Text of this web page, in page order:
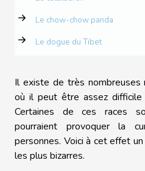
Le chow-chow panda
Le dogue du Tibet
Il existe de très nombreuses
où il peut être assez
Certaines de ces races
pourraient provoquer la
personnes. Voici à cet effet
les plus bizarres.